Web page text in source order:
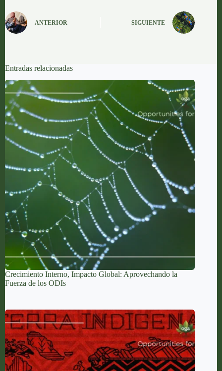
ANTERIOR SIGUIENTE
Entradas relacionadas
Crecimiento Interno, Impacto Global: Aprovechando la
Fuerza de los ODIs